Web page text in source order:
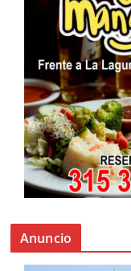
Anuncio